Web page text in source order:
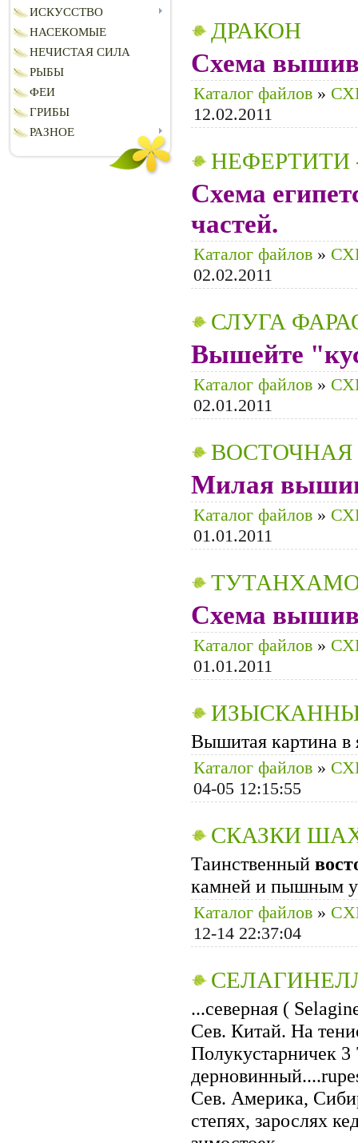
ИСКУССТВО
НАСЕКОМЫЕ
НЕЧИСТАЯ СИЛА
РЫБЫ
ФЕИ
ГРИБЫ
РАЗНОЕ
ДРАКОН
Схема
Каталог файлов »
12.02.2011
НЕФЕРТИТИ
Схема
частей.
Каталог файлов »
02.02.2011
СЛУГА
Вышейте
Каталог файлов »
02.01.2011
Милая
Каталог файлов »
01.01.2011
Схема
Каталог файлов »
01.01.2011
Вышитая картина в
Каталог файлов »
04-05 12:15:55
СКАЗКИ
Таинственный
камней и пышным
Каталог файлов »
12-14 22:37:04
...северная (
Сев. Китай. На
Полукустарничек
Сев. Америка,
степях, зарослях